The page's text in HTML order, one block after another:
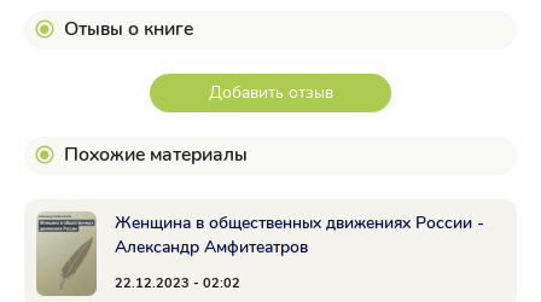
Отывы о книге
Добавить отзыв
Похожие материалы
Женщина в общественных движениях России -
Александр Амфитеатров
22.12.2023 - 02:02